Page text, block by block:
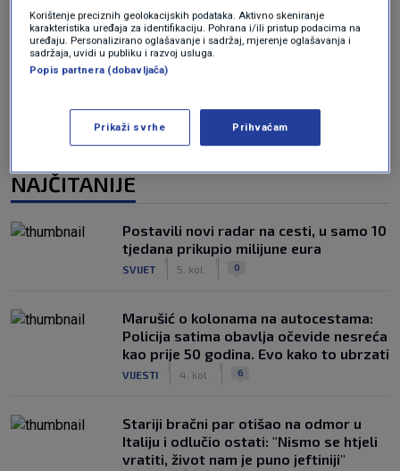
Oglas
NAJČITANIJE
Postavili novi radar na cesti, u samo 10
tjedana prikupio milijune eura
SVIJET 5. kol. 0
Marušić o kolonama na autocestama:
Policija satima obavlja očevide nesreća
kao prije 50 godina. Evo kako to ubrzati
VIJESTI 4. kol. 6
Stariji bračni par otišao na odmor u
Italiju i odlučio ostati: "Nismo se htjeli
vratiti, život nam je puno jeftiniji"
Korištenje preciznih geolokacijskih podataka. Aktivno skeniranje
karakteristika uređaja za identifikaciju. Pohrana i/ili pristup podacima na
uređaju. Personalizirano oglašavanje i sadržaj, mjerenje oglašavanja i
sadržaja, uvidi u publiku i razvoj usluga.
Popis partnera (dobavljača)
Prikaži svrhe Prihvaćam